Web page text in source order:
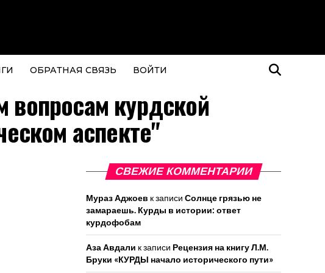
ОБРАТНАЯ СВЯЗЬ ВОЙТИ
вопросам курдской
аспекте"
СВЕЖИЕ КОММЕНТАРИИ
Мураз Аджоев к записи Солнце грязью не
замараешь. Курды в истории: ответ
курдофобам
Аза Авдали к записи Рецензия на книгу Л.М.
Бруки «КУРДЫ начало исторического пути»